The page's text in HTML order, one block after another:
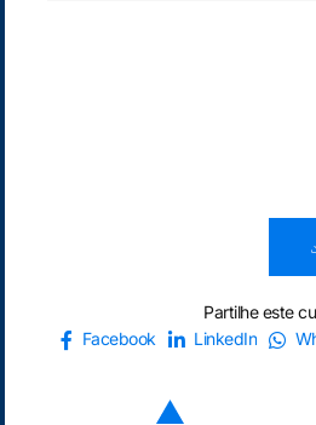
Partilhe este
Facebook
LinkedIn